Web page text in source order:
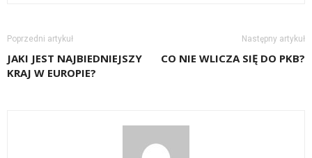
Poprzedni artykuł
JAKI JEST NAJBIEDNIEJSZY
KRAJ W EUROPIE?
Następny artykuł
CO NIE WLICZA SIĘ DO PKB?